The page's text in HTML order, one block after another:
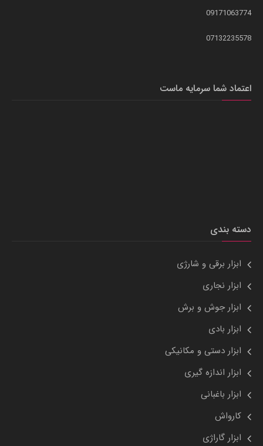
09171063774
07132235578
اعتماد شما سرمایه ماست
دسته بندی
ابزار برقی و شارژی
ابزار نجاری
ابزار جوش و برش
ابزار بادی
ابزار دستی و مکانیکی
ابزار اندازه گیری
ابزار باغبانی
کارواش
ابزار گاراژی